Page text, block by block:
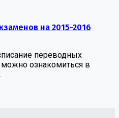
на 2015-2016
переводных
ознакомиться в